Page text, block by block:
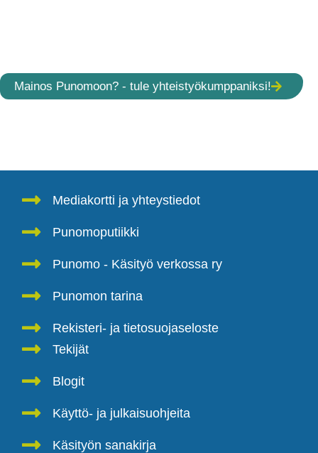
Mainos Punomoon? - tule yhteistyökumppaniksi!
Mediakortti ja yhteystiedot
Punomoputiikki
Punomo - Käsityö verkossa ry
Punomon tarina
Rekisteri- ja tietosuojaseloste
Tekijät
Blogit
Käyttö- ja julkaisuohjeita
Käsityön sanakirja